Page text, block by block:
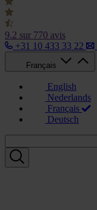
9.2 sur 770 avis
+31 10 433 33 22
Français
English
Nederlands
Français
Deutsch